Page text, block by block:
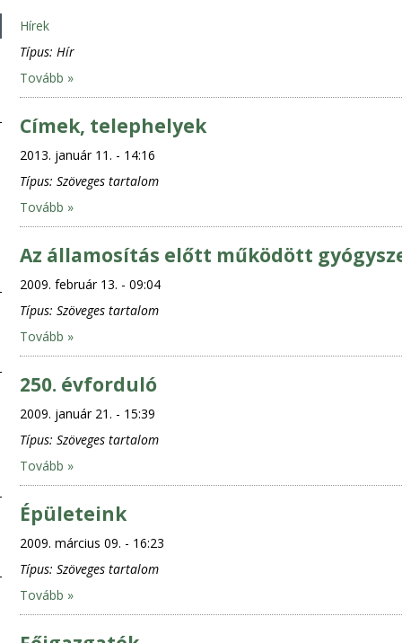
Hírek
Típus: Hír
Tovább »
Címek, telephelyek
2013. január 11. - 14:16
Típus: Szöveges tartalom
Tovább »
Az államosítás előtt működött
2009. február 13. - 09:04
Típus: Szöveges tartalom
Tovább »
250. évforduló
2009. január 21. - 15:39
Típus: Szöveges tartalom
Tovább »
Épületeink
2009. március 09. - 16:23
Típus: Szöveges tartalom
Tovább »